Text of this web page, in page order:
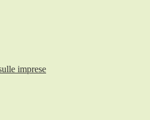
imprese